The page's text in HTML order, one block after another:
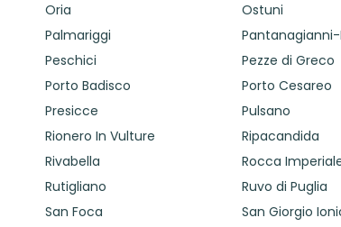
Oria Ostuni
Palmariggi Pantanagianni-
Peschici Pezze di Greco
Porto Badisco Porto Cesareo
Presicce Pulsano
Rionero In Vulture Ripacandida
Rivabella Rocca
Rutigliano Ruvo di Puglia
San Foca San Giorgio